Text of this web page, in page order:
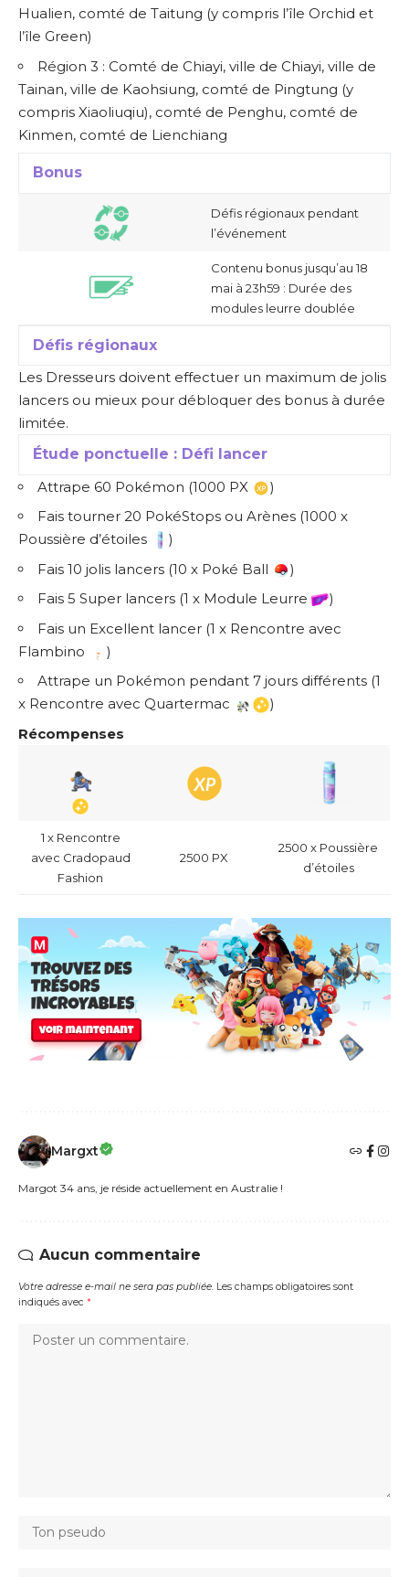
Hualien, comté de Taitung (y compris l’île Orchid et
l’île Green)
Région 3 : Comté de Chiayi, ville de Chiayi, ville de
Tainan, ville de Kaohsiung, comté de Pingtung (y
compris Xiaoliuqiu), comté de Penghu, comté de
Kinmen, comté de Lienchiang
Bonus
Défis régionaux pendant
l’événement
Contenu bonus jusqu’au 18
mai à 23h59 : Durée des
modules leurre doublée
Défis régionaux
Les Dresseurs doivent effectuer un maximum de jolis
lancers ou mieux pour débloquer des bonus à durée
limitée.
Étude ponctuelle : Défi lancer
Attrape 60 Pokémon (1000 PX
)
Fais tourner 20 PokéStops ou Arènes (1000 x
Poussière d’étoiles
)
Fais 10 jolis lancers (10 x Poké Ball
)
Fais 5 Super lancers (1 x Module Leurre
)
Fais un Excellent lancer (1 x Rencontre avec
Flambino
)
Attrape un Pokémon pendant 7 jours différents (1
x Rencontre avec Quartermac
)
Récompenses
1 x Rencontre
avec Cradopaud
Fashion
2500 PX
2500 x Poussière
d’étoiles
Margxt
Margot 34 ans, je réside actuellement en Australie !
Aucun commentaire
Votre adresse e-mail ne sera pas publiée. Les champs obligatoires sont
indiqués avec *